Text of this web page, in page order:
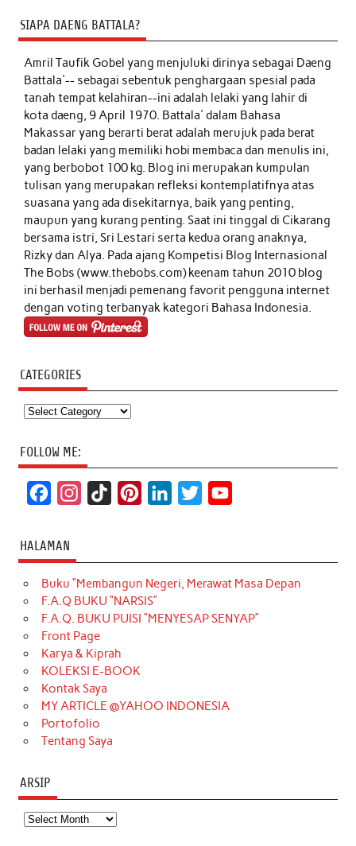
SIAPA DAENG BATTALA?
Amril Taufik Gobelyang menjuluki dirinya sebagai Daeng
Battala'-- sebagai sebentuk penghargaan spesial pada
tanah tempat kelahiran--ini adalah lelaki yang lahir di
kota daeng, 9 April 1970. Battala' dalam Bahasa
Makassar yang berarti berat adalah merujuk pada berat
badan lelaki yang memiliki hobi membaca dan menulis ini,
yang berbobot 100 kg. Blog ini merupakan kumpulan
tulisan yang merupakan refleksi kontemplatifnya atas
suasana yang ada disekitarnya, baik yang penting,
maupun yang kurang penting. Saat ini tinggal di Cikarang
bersama istri, Sri Lestari serta kedua orang anaknya,
Rizky dan Alya. Pada ajang Kompetisi Blog Internasional
The Bobs (www.thebobs.com) keenam tahun 2010 blog
ini berhasil menjadi pemenang favorit pengguna internet
dengan voting terbanyak kategori Bahasa Indonesia.
CATEGORIES
Categories
FOLLOW ME:
c
e
b
o
o
k
t
a
g
r
a
m
T
o
k
t
e
r
k
e
d
t
t
e
T
u
b
HALAMAN
Buku “Membangun Negeri, Merawat Masa Depan
F.A.Q BUKU “NARSIS”
F.A.Q. BUKU PUISI “MENYESAP SENYAP”
Front Page
Karya & Kiprah
KOLEKSI E-BOOK
Kontak Saya
MY ARTICLE @YAHOO INDONESIA
Portofolio
Tentang Saya
ARSIP
Arsip